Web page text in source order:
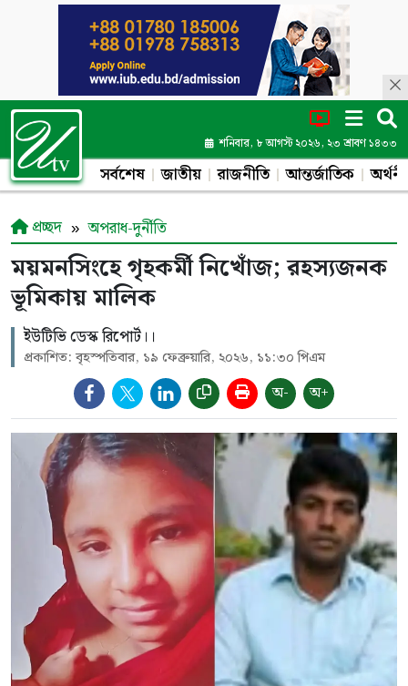
শনিবার, ৮ আগস্ট ২০২৬, ২৩ শ্রাবণ ১৪৩৩
সর্বশেষ জাতীয় রাজনীতি আন্তর্জাতিক
প্রচ্ছদ অপরাধ-দুর্নীতি
ময়মনসিংহে গৃহকর্মী নিখোঁজ; রহস্যজনক
ভূমিকায় মালিক
ইউটিভি ডেস্ক রিপোর্ট।।
প্রকাশিত: বৃহস্পতিবার, ১৯ ফেব্রুয়ারি, ২০২৬, ১১:৩০ পিএম
অ- অ+